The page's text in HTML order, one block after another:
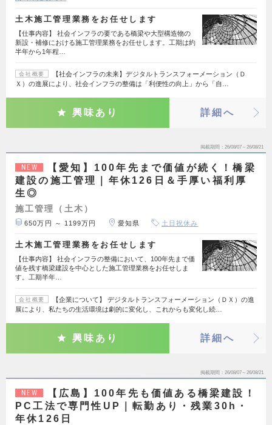
土木施工管理業務をお任せします
【仕事内容】 社会インフラの要である橋梁や大型構造物の
新設・補修における施工管理業務をお任せします。工期は約
半年から1年程…
会社概要
【社会インフラの未来】デジタルトランスフォーメーション（Ｄ
Ｘ）の進展により、社会インフラの整備は「利便性の向上」から「自…
興味あり 詳細へ
掲載期間 26/08/07～26/08/21
NEW
【愛知】100年先まで価値が続く！橋梁
建設の施工管理｜年休126日＆手厚い福利厚
生◎
施工管理（土木）
650万円 ～ 1199万円 愛知県 土日祝休み
土木施工管理業務をお任せします
【仕事内容】 社会インフラの整備において、100年先まで価
値を残す橋梁建設を中心とした施工管理業務をお任せしま
す。工期半年…
会社概要
【企業について】 デジタルトランスフォーメーション（ＤＸ）の進
展により、私たちの生活環境は劇的に変化し、これからも変化し続…
興味あり 詳細へ
掲載期間 26/08/07～26/08/21
NEW
【広島】100年先も価値ある橋梁建設！
PC工法で専門性UP｜転勤あり・残業30h・
年休126日